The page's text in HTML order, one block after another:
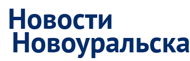
Новости
Новоуральска